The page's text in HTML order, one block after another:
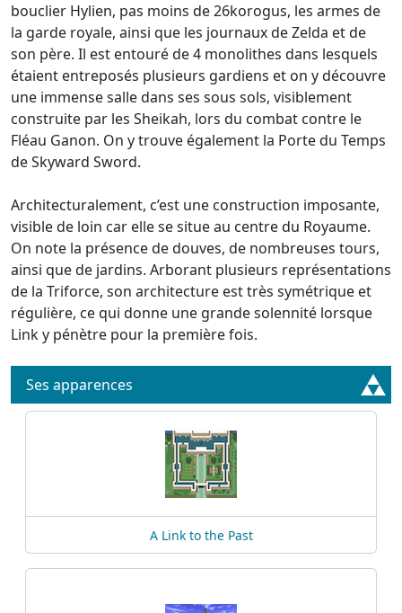
bouclier Hylien, pas moins de 26korogus, les armes de
la garde royale, ainsi que les journaux de Zelda et de
son père. Il est entouré de 4 monolithes dans lesquels
étaient entreposés plusieurs gardiens et on y découvre
une immense salle dans ses sous sols, visiblement
construite par les Sheikah, lors du combat contre le
Fléau Ganon. On y trouve également la Porte du Temps
de Skyward Sword.
Architecturalement, c’est une construction imposante,
visible de loin car elle se situe au centre du Royaume.
On note la présence de douves, de nombreuses tours,
ainsi que de jardins. Arborant plusieurs représentations
de la Triforce, son architecture est très symétrique et
régulière, ce qui donne une grande solennité lorsque
Link y pénètre pour la première fois.
Ses apparences
A Link to the Past